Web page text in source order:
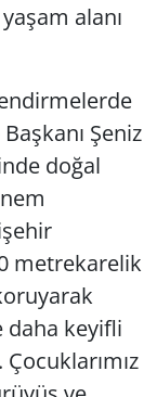
alanı
Şeniz
doğal
metrekarelik
daha keyifli